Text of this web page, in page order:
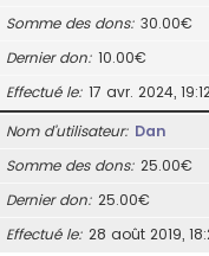
Somme des dons 30.00€
Dernier don 10.00€
Effectué le 17 avr. 2024,
Nom d’utilisateur Dan
Somme des dons 25.00€
Dernier don 25.00€
Effectué le 28 août 2019,